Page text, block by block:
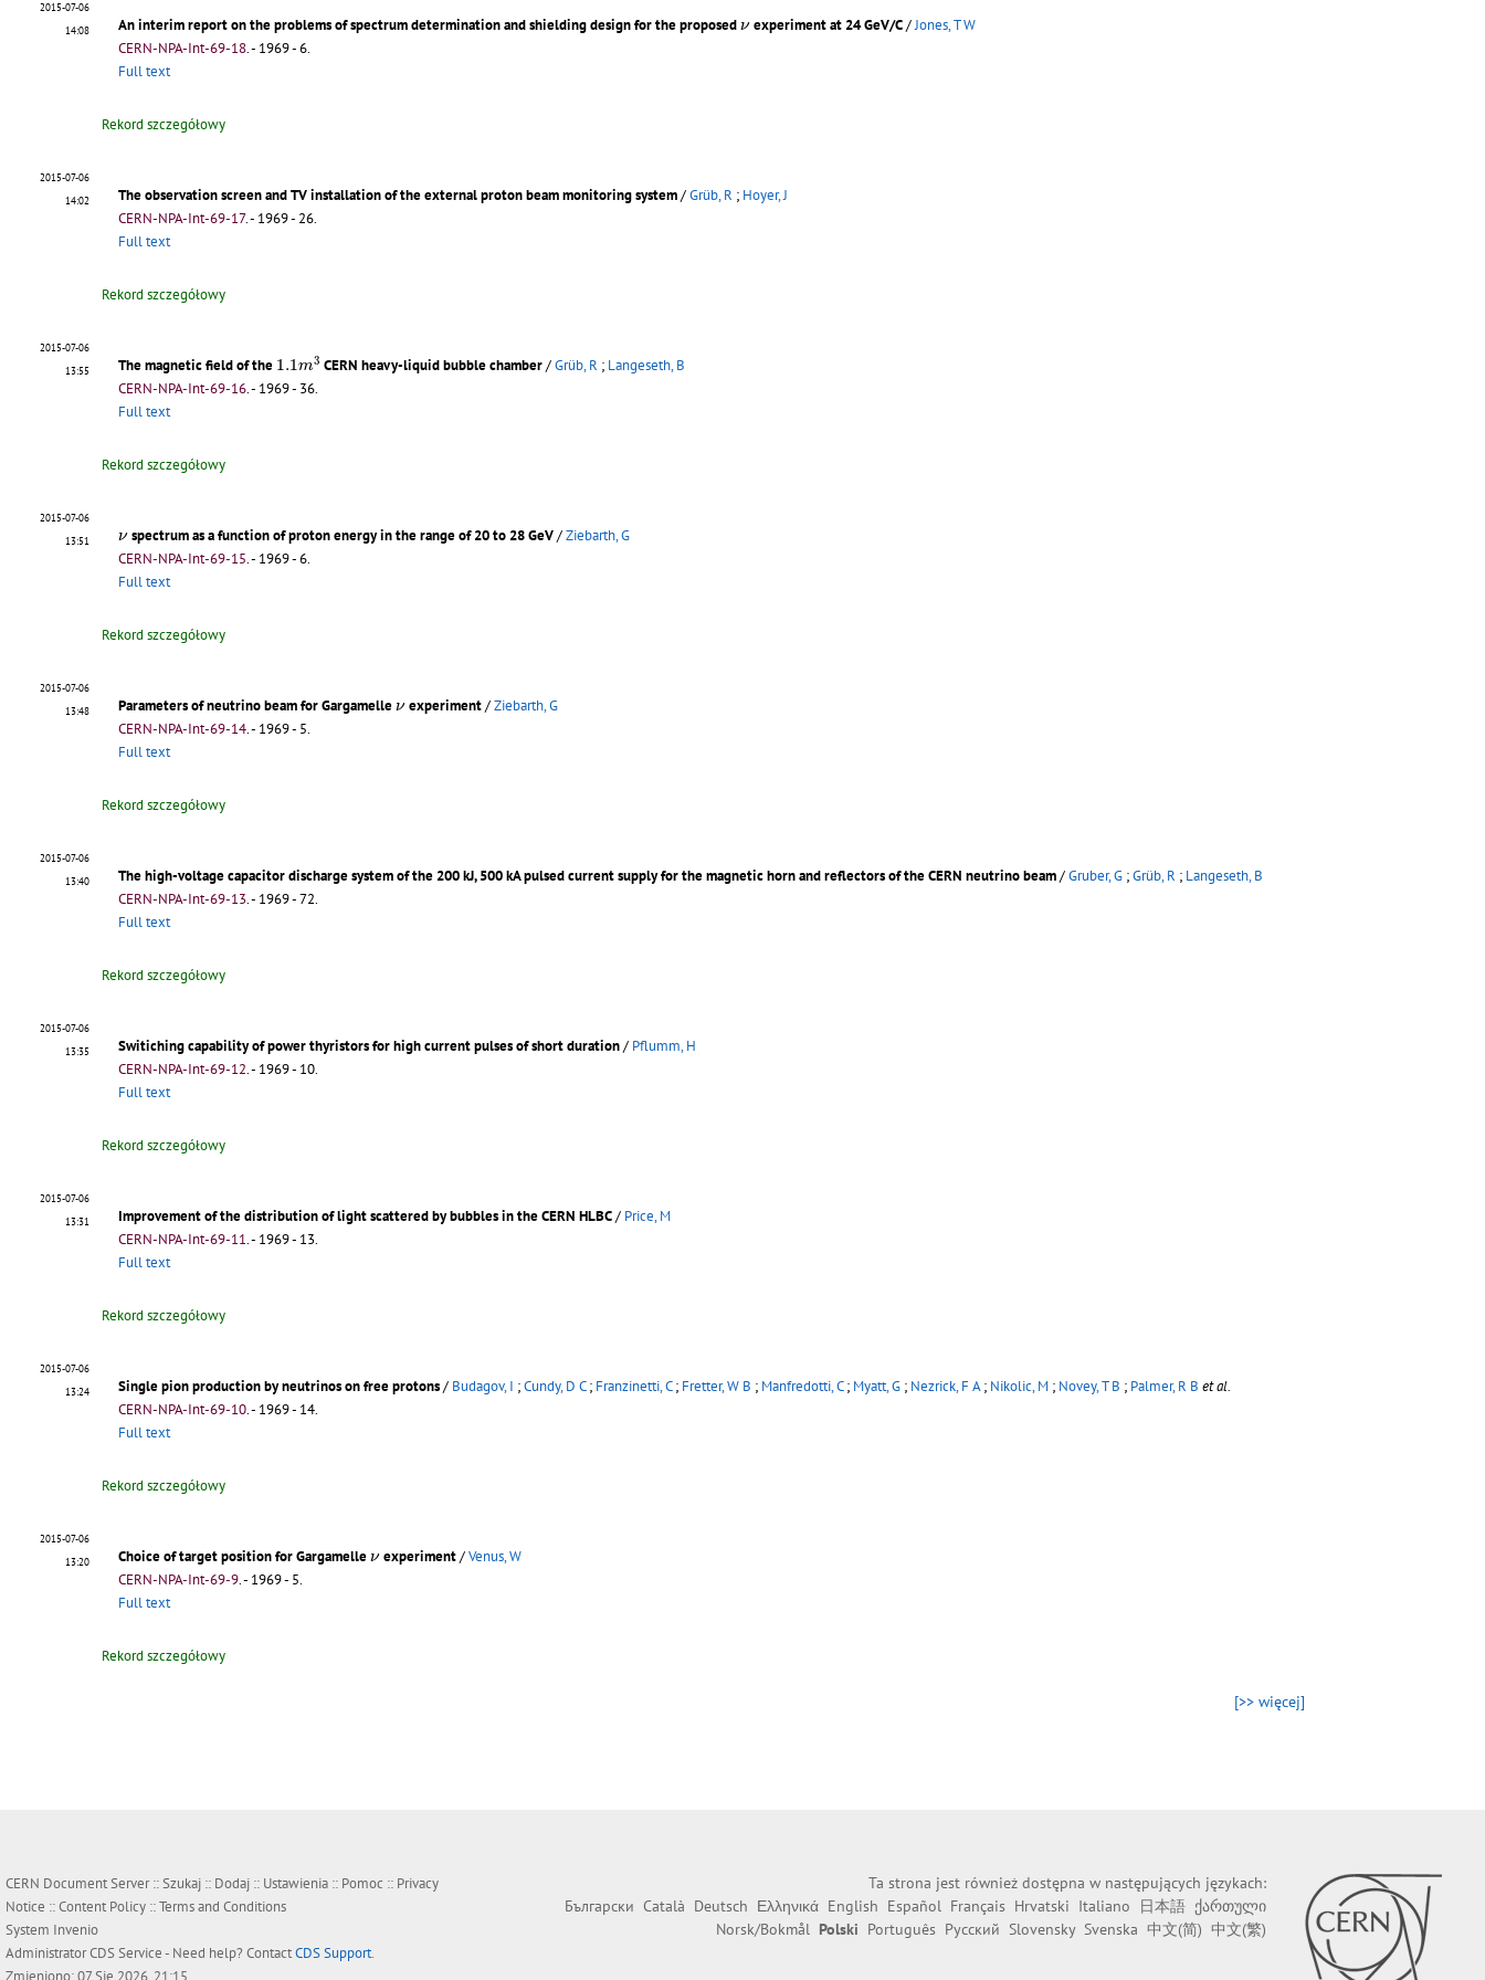
2015-07-06
14:08
An interim report on the problems of spectrum determination and shielding design for the proposed ν
νexperiment at 24 GeV/C /Jones, T W
CERN-NPA-Int-69-18.- 1969 - 6.
Full text
Rekord szczegółowy
2015-07-06
14:02
The observation screen and TV installation of the external proton beam monitoring system/Grüb, R ; Hoyer, J
CERN-NPA-Int-69-17.- 1969 - 26.
Full text
Rekord szczegółowy
2015-07-06
13:55
The magnetic field of the 1.1m3
1.1 3 CERN heavy-liquid bubble chamber/Grüb, R ; Langeseth, B
CERN-NPA-Int-69-16.- 1969 - 36.
Full text
Rekord szczegółowy
2015-07-06
13:51
ν
νspectrum as a function of proton energy in the range of 20 to 28 GeV /Ziebarth, G
CERN-NPA-Int-69-15.- 1969 - 6.
Full text
Rekord szczegółowy
2015-07-06
13:48
Parameters of neutrino beam for Gargamelle ν
νexperiment /Ziebarth, G
CERN-NPA-Int-69-14.- 1969 - 5.
Full text
Rekord szczegółowy
2015-07-06
13:40
The high-voltage capacitor discharge system of the 200 kJ, 500 kA pulsed current supply for the magnetic horn and reflectors of the CERN neutrino beam/Gruber, G ;Grüb, R ; Langeseth, B
CERN-NPA-Int-69-13.- 1969 - 72.
Full text
Rekord szczegółowy
2015-07-06
13:35
Switiching capability of power thyristors for high current pulses of short duration/ Pflumm, H
CERN-NPA-Int-69-12.- 1969 - 10.
Full text
Rekord szczegółowy
2015-07-06
13:31
Improvement of the distribution of light scattered by bubbles in the CERN HLBC/ Price, M
CERN-NPA-Int-69-11.- 1969 - 13.
Full text
Rekord szczegółowy
2015-07-06
13:24
Single pion production by neutrinos on free protons/ Budagov, I ;Cundy, D C; Franzinetti, C; Fretter, W B ; Manfredotti, C; Myatt, G ; Nezrick, F A; Nikolic, M ; Novey, T B ; Palmer, R B et al.
CERN-NPA-Int-69-10.- 1969 - 14.
Full text
Rekord szczegółowy
2015-07-06
13:20
Choice of target position for Gargamelle ν
νexperiment /Venus, W
CERN-NPA-Int-69-9.- 1969 - 5.
Full text
Rekord szczegółowy
[>> więcej]
CERN Document Server ::Szukaj :: Dodaj :: Ustawienia :: Pomoc :: Privacy
Notice ::Content Policy ::Terms and Conditions
System Invenio
AdministratorCDS Service- Need help? ContactCDS Support.
Ta strona jest również dostępna w następujących językach:
Български Català Deutsch Ελληνικά English Español Français Hrvatski Italiano 日本語 ქართული
Norsk/Bokmål Polski Português Русский Slovensky Svenska 中文(简) 中文(繁)